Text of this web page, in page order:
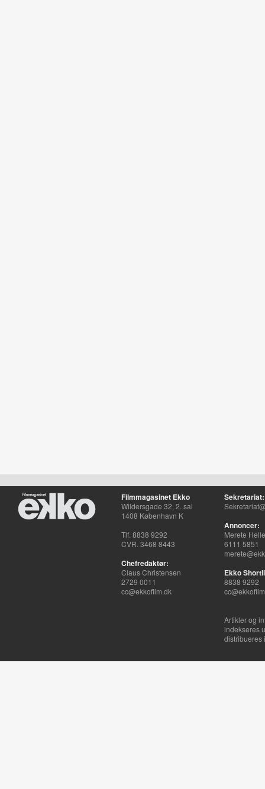
Filmmagasinet Ekko
Wildersgade 32, 2. sal
1408 København K
Tlf. 8838 9292
CVR. 3468 8443
Chefredaktør:
Claus Christensen
2729 0011
cc@ekkofilm.dk
Sekretariat:
Annoncer:
Merete
6111 5851
Ekko
8838 9292
Artikler og
indekseres
distribueres